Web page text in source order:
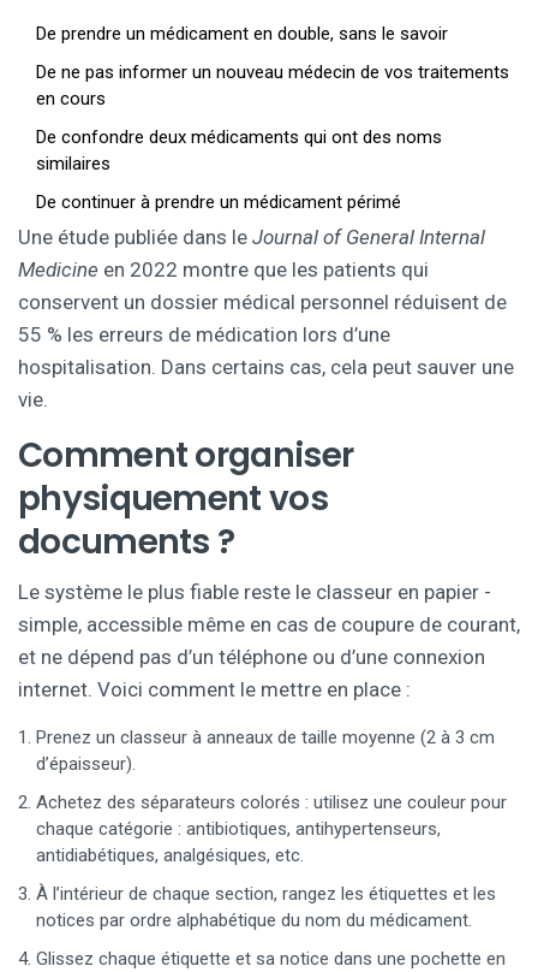
De prendre un médicament en double, sans le savoir
De ne pas informer un nouveau médecin de vos traitements
en cours
De confondre deux médicaments qui ont des noms
similaires
De continuer à prendre un médicament périmé
Une étude publiée dans le Journal of General Internal
Medicine en 2022 montre que les patients qui
conservent un dossier médical personnel réduisent de
55 % les erreurs de médication lors d’une
hospitalisation. Dans certains cas, cela peut sauver une
vie.
Comment organiser
physiquement vos
documents ?
Le système le plus fiable reste le classeur en papier -
simple, accessible même en cas de coupure de courant,
et ne dépend pas d’un téléphone ou d’une connexion
internet. Voici comment le mettre en place :
Prenez un classeur à anneaux de taille moyenne (2 à 3 cm
d’épaisseur).
Achetez des séparateurs colorés : utilisez une couleur pour
chaque catégorie : antibiotiques, antihypertenseurs,
antidiabétiques, analgésiques, etc.
À l’intérieur de chaque section, rangez les étiquettes et les
notices par ordre alphabétique du nom du médicament.
Glissez chaque étiquette et sa notice dans une pochette en